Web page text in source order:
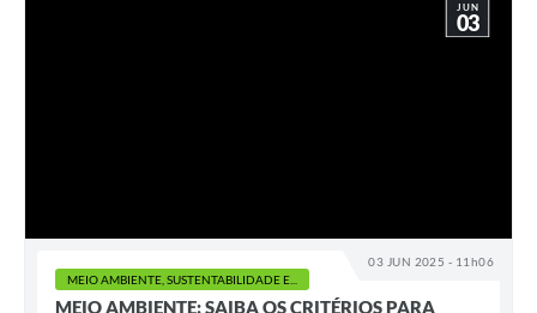
03 JUN 2025 - 11h06
JUN
03
MEIO AMBIENTE, SUSTENTABILIDADE E...
MEIO AMBIENTE: SAIBA OS CRITÉRIOS PARA